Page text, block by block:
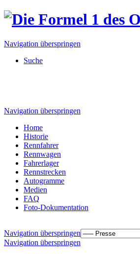
Navigation überspringen
Suche
Navigation überspringen
Home
Historie
Rennfahrer
Rennwagen
Fahrerlager
Rennstrecken
Autogramme
Medien
FAQ
Foto-Dokumentation
Navigation überspringen
Navigation überspringen